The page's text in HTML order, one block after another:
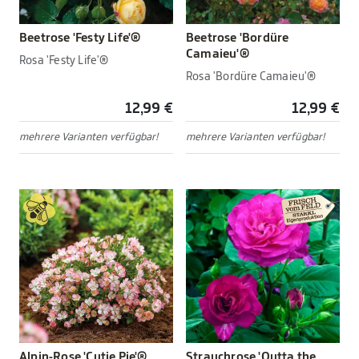
Beetrose 'Festy Life'®
Rosa 'Festy Life'®
12,99 €
mehrere Varianten verfügbar!
Beetrose 'Bordüre
Camaieu'®
Rosa 'Bordüre Camaieu'®
12,99 €
mehrere Varianten verfügbar!